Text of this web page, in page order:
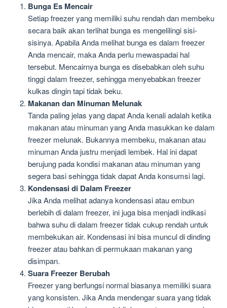
Bunga Es Mencair
Setiap freezer yang memiliki suhu rendah dan membeku
secara baik akan terlihat bunga es mengelilingi sisi-
sisinya. Apabila Anda melihat bunga es dalam freezer
Anda mencair, maka Anda perlu mewaspadai hal
tersebut. Mencairnya bunga es disebabkan oleh suhu
tinggi dalam freezer, sehingga menyebabkan freezer
kulkas dingin tapi tidak beku.
Makanan dan Minuman Melunak
Tanda paling jelas yang dapat Anda kenali adalah ketika
makanan atau minuman yang Anda masukkan ke dalam
freezer melunak. Bukannya membeku, makanan atau
minuman Anda justru menjadi lembek. Hal ini dapat
berujung pada kondisi makanan atau minuman yang
segera basi sehingga tidak dapat Anda konsumsi lagi.
Kondensasi di Dalam Freezer
Jika Anda melihat adanya kondensasi atau embun
berlebih di dalam freezer, ini juga bisa menjadi indikasi
bahwa suhu di dalam freezer tidak cukup rendah untuk
membekukan air. Kondensasi ini bisa muncul di dinding
freezer atau bahkan di permukaan makanan yang
disimpan.
Suara Freezer Berubah
Freezer yang berfungsi normal biasanya memiliki suara
yang konsisten. Jika Anda mendengar suara yang tidak